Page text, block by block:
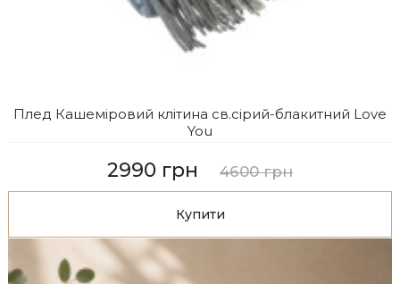
Плед Кашеміровий клітина св.сірий-блакитний Love
You
2990 грн 4600 грн
Купити